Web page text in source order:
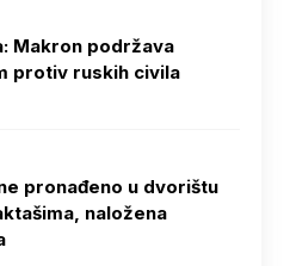
Makron podržava
protiv ruskih civila
pronađeno u dvorištu
naložena